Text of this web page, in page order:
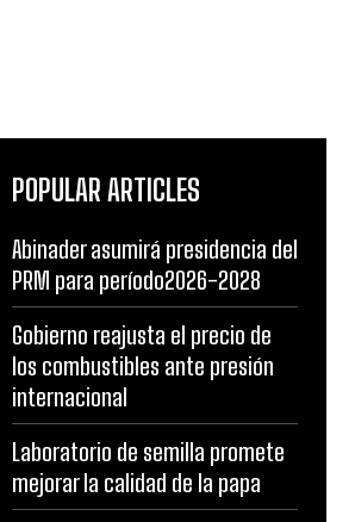
POPULAR ARTICLES
Abinader asumirá presidencia del
PRM para período2026-2028
Gobierno reajusta el precio de
los combustibles ante presión
internacional
Laboratorio de semilla promete
mejorar la calidad de la papa